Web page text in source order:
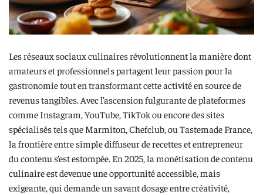
Les réseaux sociaux culinaires révolutionnent la manière dont
amateurs et professionnels partagent leur passion pour la
gastronomie tout en transformant cette activité en source de
revenus tangibles. Avec l’ascension fulgurante de plateformes
comme Instagram, YouTube, TikTok ou encore des sites
spécialisés tels que Marmiton, Chefclub, ou Tastemade France,
la frontière entre simple diffuseur de recettes et entrepreneur
du contenu s’est estompée. En 2025, la monétisation de contenu
culinaire est devenue une opportunité accessible, mais
exigeante, qui demande un savant dosage entre créativité,